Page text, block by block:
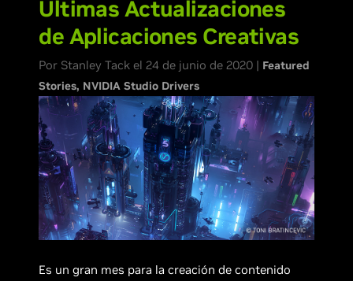
Últimas Actualizaciones
de Aplicaciones Creativas
Por Stanley Tack el 24 de junio de 2020 | Featured
Stories NVIDIA Studio Drivers
Es un gran mes para la creación de contenido